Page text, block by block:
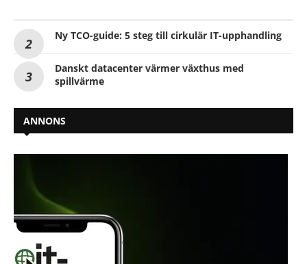
Ny TCO-guide: 5 steg till cirkulär IT-upphandling
Danskt datacenter värmer växthus med
spillvärme
ANNONS